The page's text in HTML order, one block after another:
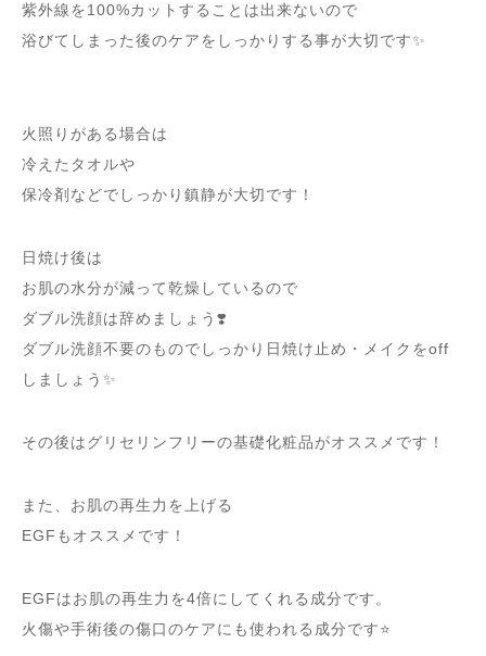
紫外線を100%カットすることは出来ないので
浴びてしまった後のケアをしっかりする事が大切です✨
火照りがある場合は
冷えたタオルや
保冷剤などでしっかり鎮静が大切です！
日焼け後は
お肌の水分が減って乾燥しているので
ダブル洗顔は辞めましょう❣️
ダブル洗顔不要のものでしっかり日焼け止め・メイクをoff
しましょう✨
その後はグリセリンフリーの基礎化粧品がオススメです！
また、お肌の再生力を上げる
EGFもオススメです！
EGFはお肌の再生力を4倍にしてくれる成分です。
火傷や手術後の傷口のケアにも使われる成分です⭐️